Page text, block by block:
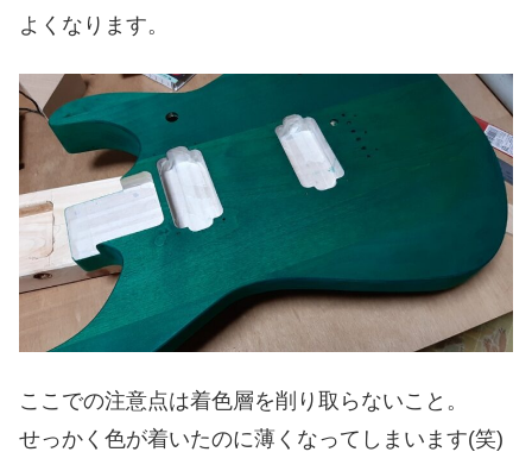
よくなります。
ここでの注意点は着色層を削り取らないこと。
せっかく色が着いたのに薄くなってしまいます(笑)